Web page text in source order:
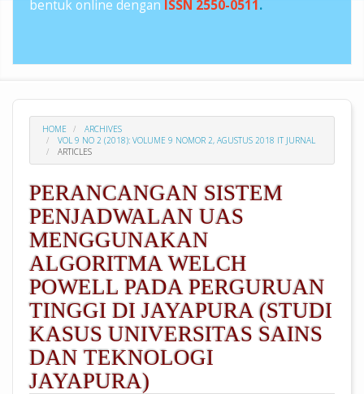
bentuk online denganISSN 2550-0511.
HOME
ARCHIVES
VOL 9 NO 2 (2018): VOLUME 9 NOMOR 2, AGUSTUS 2018 IT JURNAL
ARTICLES
PERANCANGAN SISTEM
PENJADWALAN UAS
MENGGUNAKAN
ALGORITMA WELCH
POWELL PADA PERGURUAN
TINGGI DI JAYAPURA (STUDI
KASUS UNIVERSITAS SAINS
DAN TEKNOLOGI
JAYAPURA)